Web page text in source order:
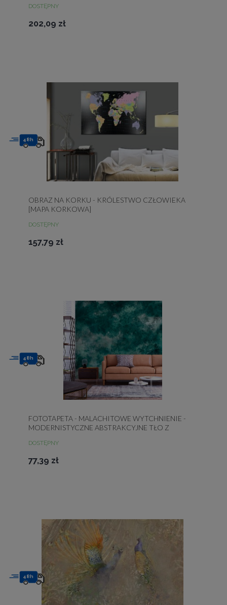
DOSTĘPNY
202,09 zł
OBRAZ NA KORKU - KRÓLESTWO CZŁOWIEKA
[MAPA KORKOWA]
DOSTĘPNY
157,79 zł
48h
FOTOTAPETA - MALACHITOWE WYTCHNIENIE -
MODERNISTYCZNE ABSTRAKCYJNE TŁO Z
DOSTĘPNY
77,39 zł
48h
48h